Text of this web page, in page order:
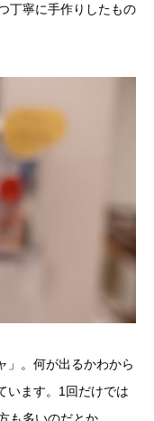
丁寧に手作りしたもの
」。何が出るかわから
います。1回だけでは